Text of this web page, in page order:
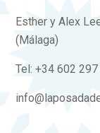
Esther y Alex
(Málaga)
Tel: +34 602